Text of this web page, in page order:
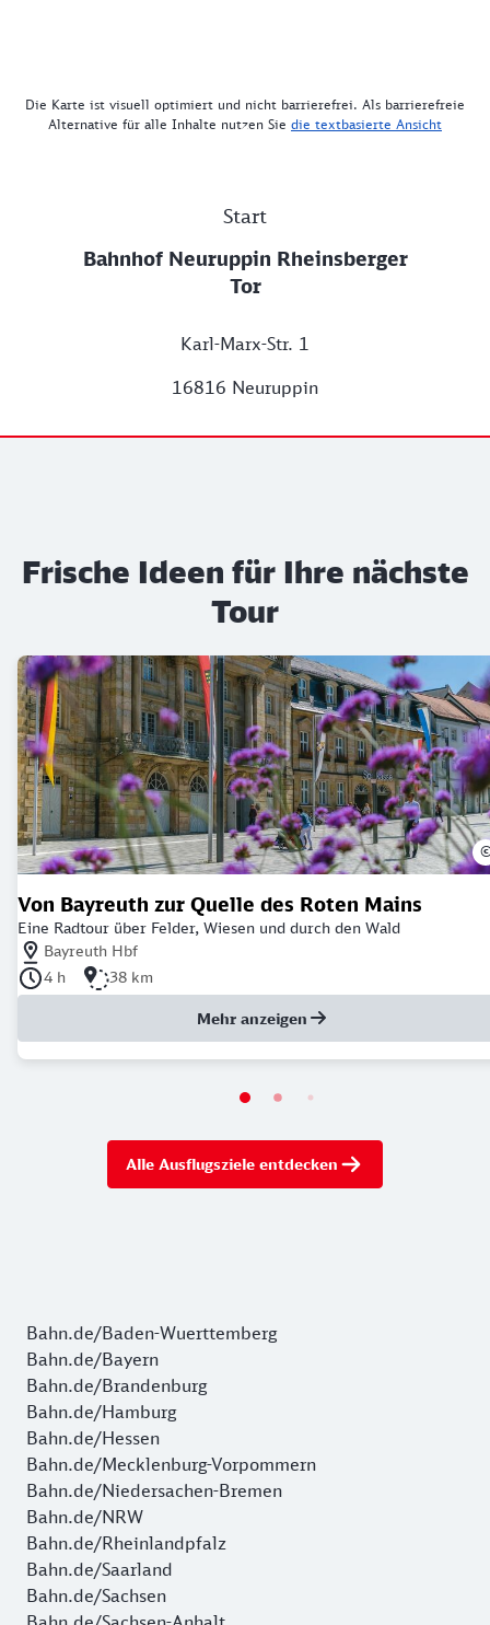
Die Karte ist visuell optimiert und nicht barrierefrei. Als barrierefreie
Alternative für alle Inhalte nutzen Sie die textbasierte Ansicht
Start
Bahnhof Neuruppin Rheinsberger
Tor
Karl-Marx-Str. 1
16816 Neuruppin
Frische Ideen für Ihre nächste
Tour
Von Bayreuth zur Quelle des Roten Mains
Eine Radtour über Felder, Wiesen und durch den Wald
Nächstgelegener Bahnhof: Bayreuth Hbf
Bayreuth Hbf
Dauer der Tour: 4 Stunden
4 h Länge der Tour: 38 Kilometer
38 km
Mehr anzeigen
Alle Ausflugsziele entdecken
Bahn.de/Baden-Wuerttemberg
Bahn.de/Bayern
Bahn.de/Brandenburg
Bahn.de/Hamburg
Bahn.de/Hessen
Bahn.de/Mecklenburg-Vorpommern
Bahn.de/Niedersachen-Bremen
Bahn.de/NRW
Bahn.de/Rheinlandpfalz
Bahn.de/Saarland
Bahn.de/Sachsen